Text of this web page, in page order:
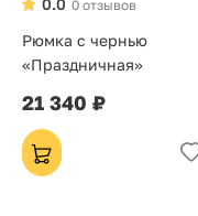
0 отзывов
0.0
Рюмка с чернью
«Праздничная»
21 340 ₽